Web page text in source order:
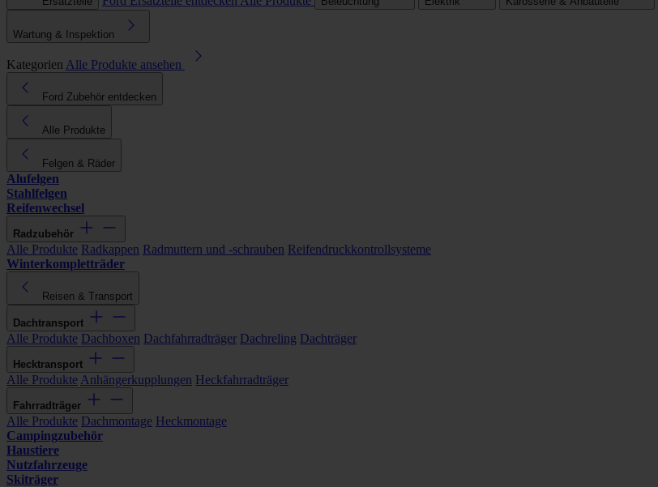
Wartung & Inspektion
Kategorien Alle Produkte ansehen
Ford Zubehör entdecken
Alle Produkte
Felgen & Räder
Alufelgen
Stahlfelgen
Reifenwechsel
Radzubehör
Alle Produkte Radkappen Radmuttern und -schrauben Reifendruckkontrollsysteme
Winterkompletträder
Reisen & Transport
Dachtransport
Alle Produkte Dachboxen Dachfahrradträger Dachreling Dachträger
Hecktransport
Alle Produkte Anhängerkupplungen Heckfahrradträger
Fahrradträger
Alle Produkte Dachmontage Heckmontage
Campingzubehör
Haustiere
Nutzfahrzeuge
Skiträger